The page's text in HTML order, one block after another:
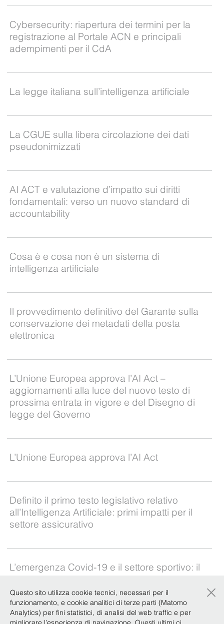
Cybersecurity: riapertura dei termini per la
registrazione al Portale ACN e principali
adempimenti per il CdA
La legge italiana sull’intelligenza artificiale
La CGUE sulla libera circolazione dei dati
pseudonimizzati
AI ACT e valutazione d’impatto sui diritti
fondamentali: verso un nuovo standard di
accountability
Cosa è e cosa non è un sistema di
intelligenza artificiale
Il provvedimento definitivo del Garante sulla
conservazione dei metadati della posta
elettronica
L’Unione Europea approva l’AI Act –
aggiornamenti alla luce del nuovo testo di
prossima entrata in vigore e del Disegno di
legge del Governo
L’Unione Europea approva l’AI Act
Definito il primo testo legislativo relativo
all’Intelligenza Artificiale: primi impatti per il
settore assicurativo
L’emergenza Covid-19 e il settore sportivo: il
principali tematiche di interesse è dedicato ai
contratti più diffusi nel mondo dello sport
Questo sito utilizza cookie tecnici, necessari per il
funzionamento, e cookie analitici di terze parti (Matomo
Analytics) per fini statistici, di analisi del web traffic e per
×